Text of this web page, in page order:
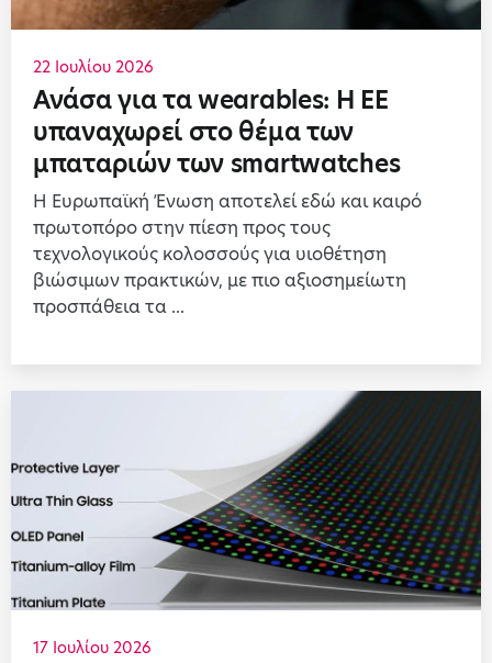
22 Ιουλίου 2026
Ανάσα για τα wearables: Η ΕΕ
υπαναχωρεί στο θέμα των
μπαταριών των smartwatches
Η Ευρωπαϊκή Ένωση αποτελεί εδώ και καιρό
πρωτοπόρο στην πίεση προς τους
τεχνολογικούς κολοσσούς για υιοθέτηση
βιώσιμων πρακτικών, με πιο αξιοσημείωτη
προσπάθεια τα ...
17 Ιουλίου 2026